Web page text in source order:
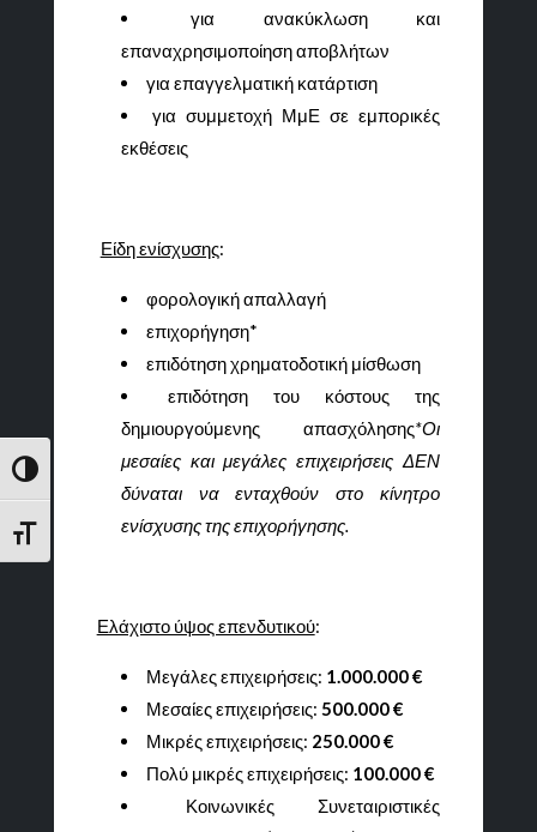
Εναλλαγή Υψηλής Αντίθεσης
Εναλλαγή Μεγέθους Γραμμάτων
για ανακύκλωση και
επαναχρησιμοποίηση αποβλήτων
για επαγγελματική κατάρτιση
για συμμετοχή ΜμΕ σε εμπορικές
εκθέσεις
Είδη ενίσχυσης:
φορολογική απαλλαγή
επιχορήγηση*
επιδότηση χρηματοδοτική μίσθωση
επιδότηση του κόστους της
δημιουργούμενης απασχόλησης*Οι
μεσαίες και μεγάλες επιχειρήσεις ΔΕΝ
δύναται να ενταχθούν στο κίνητρο
ενίσχυσης της επιχορήγησης.
Ελάχιστο ύψος επενδυτικού:
Μεγάλες επιχειρήσεις: 1.000.000 €
Μεσαίες επιχειρήσεις: 500.000 €
Μικρές επιχειρήσεις: 250.000 €
Πολύ μικρές επιχειρήσεις: 100.000 €
Κοινωνικές Συνεταιριστικές